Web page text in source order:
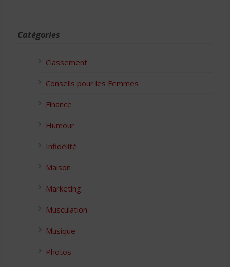
Catégories
Classement
Conseils pour les Femmes
Finance
Humour
Infidélité
Maison
Marketing
Musculation
Musique
Photos